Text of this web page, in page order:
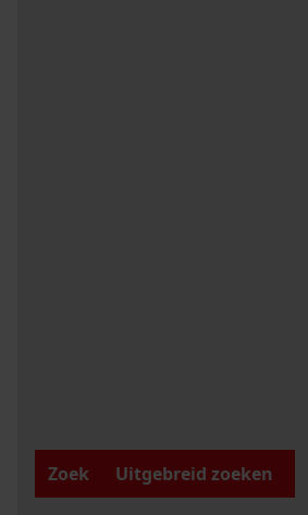
Zoek
Uitgebreid zoeken